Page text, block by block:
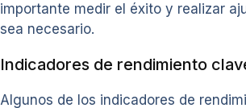
importante medir el éxito y realizar
sea necesario.
Indicadores de rendimiento
Algunos de los indicadores de